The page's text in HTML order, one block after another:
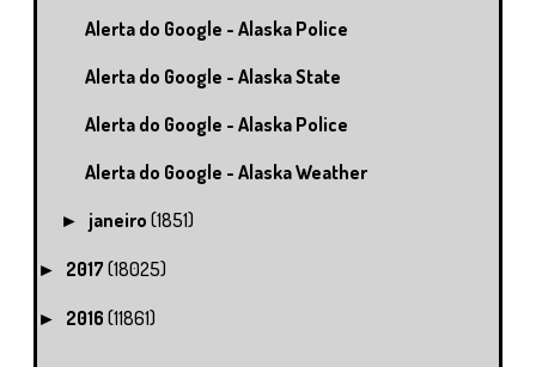
Alerta do Google - Alaska Police
Alerta do Google - Alaska State
Alerta do Google - Alaska Police
Alerta do Google - Alaska Weather
► janeiro(1851)
► 2017 (18025)
► 2016 (11861)